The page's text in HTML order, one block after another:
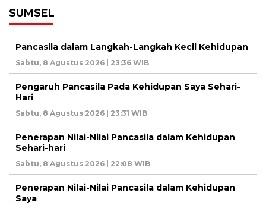
SUMSEL
Pancasila dalam Langkah-Langkah Kecil Kehidupan
Sabtu, 8 Agustus 2026 | 23:36 WIB
Pengaruh Pancasila Pada Kehidupan Saya Sehari-
Hari
Sabtu, 8 Agustus 2026 | 23:31 WIB
Penerapan Nilai-Nilai Pancasila dalam Kehidupan
Sehari-hari
Sabtu, 8 Agustus 2026 | 22:08 WIB
Penerapan Nilai-Nilai Pancasila dalam Kehidupan
Saya